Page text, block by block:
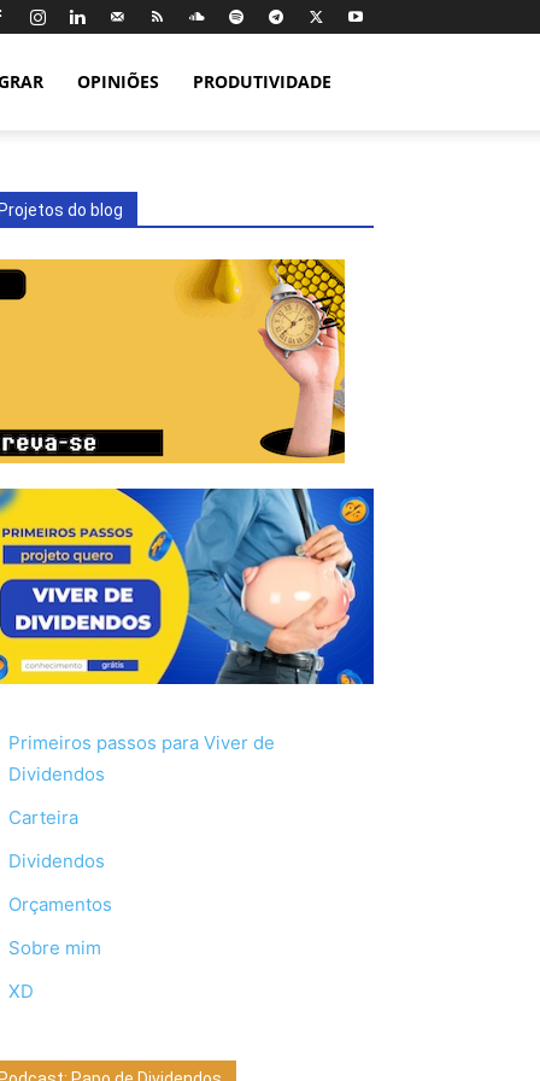
OPINIÕES PRODUTIVIDADE
do blog
Primeiros passos para Viver de
Dividendos
Carteira
Dividendos
Orçamentos
Sobre mim
XD